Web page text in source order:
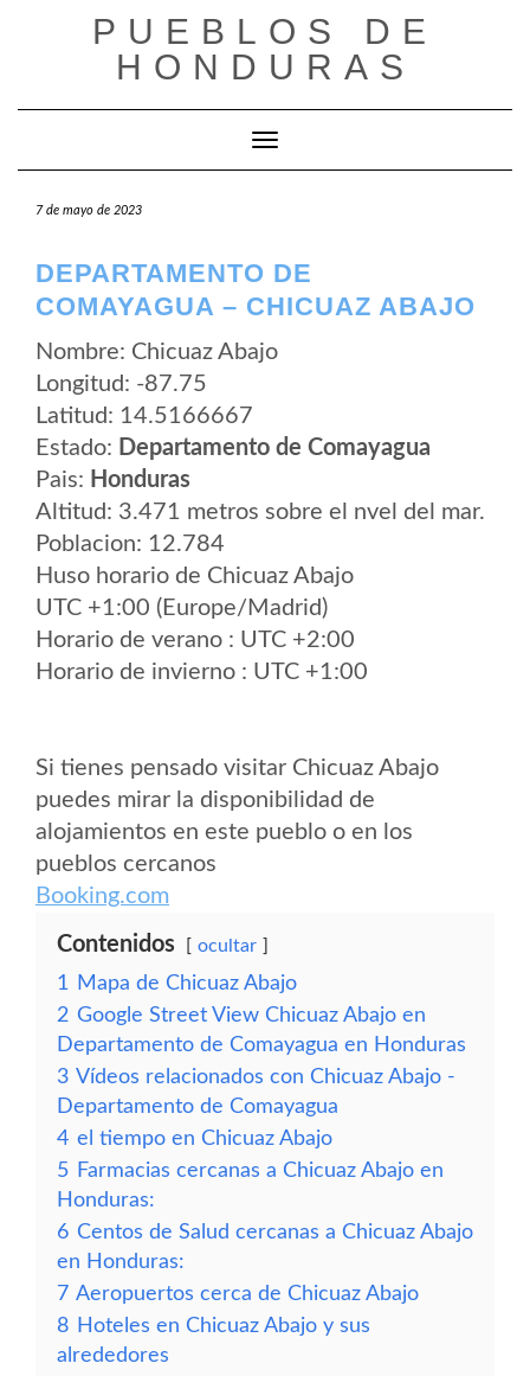
PUEBLOS DE
HONDURAS
Cambiar modo de navegación
7 de mayo de 2023
DEPARTAMENTO DE
COMAYAGUA – CHICUAZ ABAJO
Nombre: Chicuaz Abajo
Longitud: -87.75
Latitud: 14.5166667
Estado: Departamento de Comayagua
Pais: Honduras
Altitud: 3.471 metros sobre el nvel del mar.
Poblacion: 12.784
Huso horario de Chicuaz Abajo
UTC +1:00 (Europe/Madrid)
Horario de verano : UTC +2:00
Horario de invierno : UTC +1:00
Si tienes pensado visitar Chicuaz Abajo
puedes mirar la disponibilidad de
alojamientos en este pueblo o en los
pueblos cercanos
Booking.com
Contenidos ocultar
1
Mapa de Chicuaz Abajo
2 Google Street View Chicuaz Abajo en
Departamento de Comayagua en Honduras
3 Vídeos relacionados con Chicuaz Abajo -
Departamento de Comayagua
4 el tiempo en Chicuaz Abajo
5 Farmacias cercanas a Chicuaz Abajo en
Honduras:
6 Centos de Salud cercanas a Chicuaz Abajo
en Honduras:
7 Aeropuertos cerca de Chicuaz Abajo
8 Hoteles en Chicuaz Abajo y sus
alrededores